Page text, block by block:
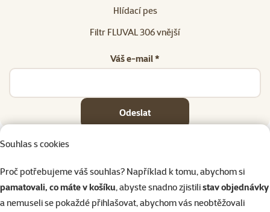
Souhlas s cookies
Proč potřebujeme váš souhlas? Například k tomu, abychom si
pamatovali, co máte v košíku, abyste snadno zjistilistav objednávky
a nemuseli se pokaždé přihlašovat, abychom vás neobtěžovali
Hlídací pes
Filtr FLUVAL 306 vnější
Váš e-mail *
Odeslat
Napište nám
eshop@superzoo.cz
321 000 180
Po–Pá 7:00 – 18:00